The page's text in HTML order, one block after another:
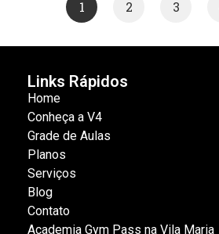
1 2 3
Links Rápidos
Home
Conheça a V4
Grade de Aulas
Planos
Serviços
Blog
Contato
Academia Gym Pass na Vila Maria